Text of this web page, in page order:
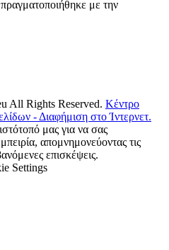
με την
All Rights Reserved. Κέντρο
- Διαφήμιση στο Ίντερνετ.
μας για να σας
απομνημονεύοντας τις
επισκέψεις.
Settings